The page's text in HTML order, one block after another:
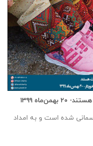
۱۳۹۹
شده است و به امداد